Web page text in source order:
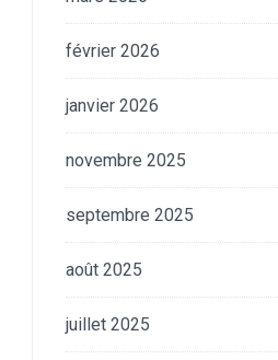
février 2026
janvier 2026
novembre 2025
septembre 2025
août 2025
juillet 2025